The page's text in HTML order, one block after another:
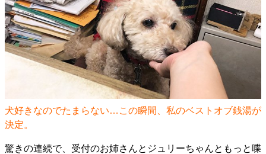
犬好きなのでたまらない…この瞬間、私のベストオブ銭湯が
決定。
驚きの連続で、受付のお姉さんとジュリーちゃんともっと喋